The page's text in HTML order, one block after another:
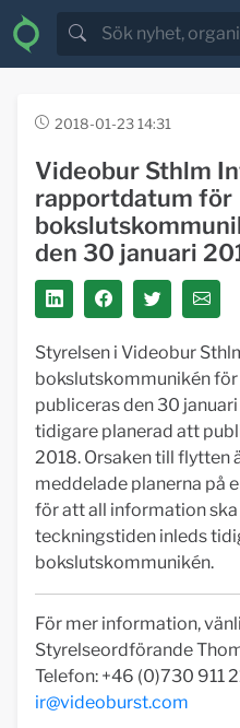
2018-01-23 14:31
Videobur Sthlm
rapportdatum för
den 30 januari
Styrelsen i Videobur
bokslutskommunikén
publiceras den 30
tidigare planerad att
2018. Orsaken till flytten
meddelade planerna på
för att all information
teckningstiden inleds
bokslutskommunikén.
För mer information,
Styrelseordförande
Telefon: +46 (0)730 911
ir@videoburst.com